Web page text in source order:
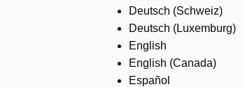
Deutsch (Schweiz)
Deutsch (Luxemburg)
English
English (Canada)
Español